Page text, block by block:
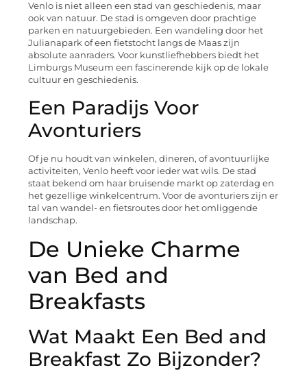
Venlo is niet alleen een stad van geschiedenis, maar
ook van natuur. De stad is omgeven door prachtige
parken en natuurgebieden. Een wandeling door het
Julianapark of een fietstocht langs de Maas zijn
absolute aanraders. Voor kunstliefhebbers biedt het
Limburgs Museum een fascinerende kijk op de lokale
cultuur en geschiedenis.
Een Paradijs Voor
Avonturiers
Of je nu houdt van winkelen, dineren, of avontuurlijke
activiteiten, Venlo heeft voor ieder wat wils. De stad
staat bekend om haar bruisende markt op zaterdag en
het gezellige winkelcentrum. Voor de avonturiers zijn er
tal van wandel- en fietsroutes door het omliggende
landschap.
De Unieke Charme
van Bed and
Breakfasts
Wat Maakt Een Bed and
Breakfast Zo Bijzonder?